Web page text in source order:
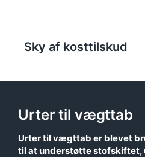
Sky af kosttilskud
Urter til vægttab
Urter til vægttab er blevet
til at understøtte